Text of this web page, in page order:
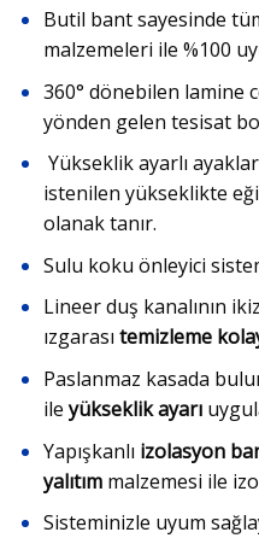
Butil bant sayesinde
malzemeleri ile %100
360° dönebilen lamine
yönden gelen tesisat
Yükseklik ayarlı
istenilen yükseklikte
olanak tanır.
Sulu koku önleyici
Lineer duş kanalının
ızgarası temizleme
Paslanmaz kasada
ileyükseklik ayarı
Yapışkanlı izolasyon
yalıtımmalzemesi ile
Sisteminizle uyum